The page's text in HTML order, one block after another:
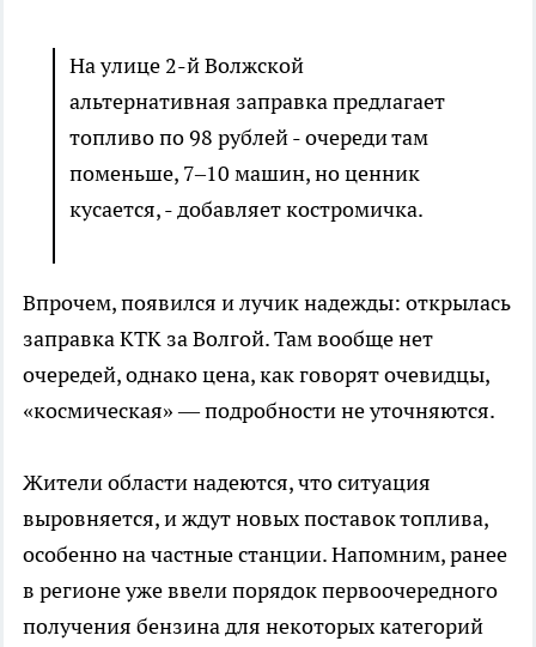
На улице 2-й Волжской
альтернативная заправка предлагает
топливо по 98 рублей - очереди там
поменьше, 7–10 машин, но ценник
кусается, - добавляет костромичка.
Впрочем, появился и лучик надежды: открылась
заправка КТК за Волгой. Там вообще нет
очередей, однако цена, как говорят очевидцы,
«космическая» — подробности не уточняются.
Жители области надеются, что ситуация
выровняется, и ждут новых поставок топлива,
особенно на частные станции. Напомним, ранее
в регионе уже ввели порядок первоочередного
получения бензина для некоторых категорий